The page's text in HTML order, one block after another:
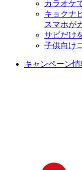
カラオケ
キョクナ
スマホが
サビだけ
子供向け
キャンペーン情